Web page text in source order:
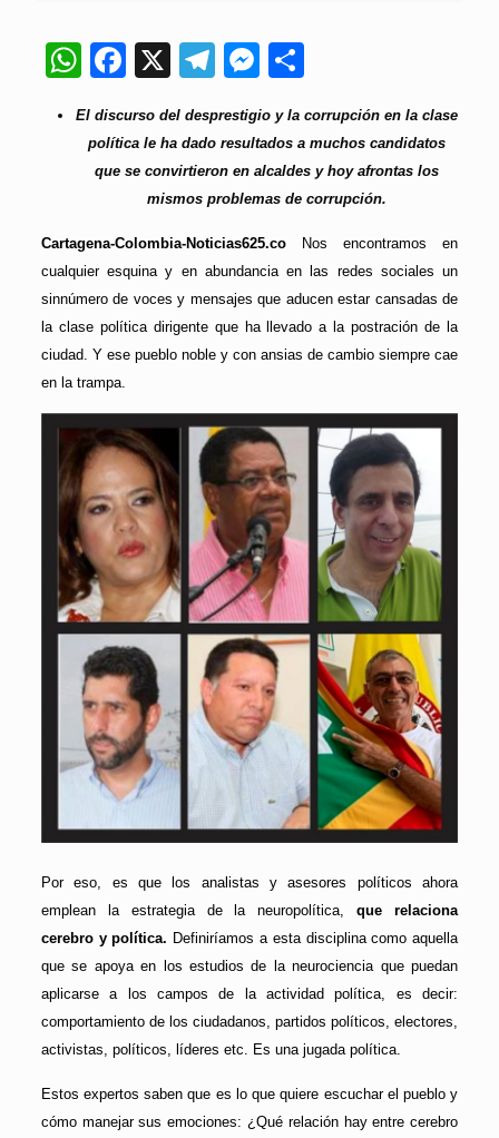
WhatsApp
Facebook
X Telegram
Messenger
Compartir
El discurso del desprestigio y la corrupción en la clase
política le ha dado resultados a muchos candidatos
que se convirtieron en alcaldes y hoy afrontas los
mismos problemas de corrupción.
Cartagena-Colombia-Noticias625.coNos encontramos en
cualquier esquina y en abundancia en las redes sociales un
sinnúmero de voces y mensajes que aducen estar cansadas de
la clase política dirigente que ha llevado a la postración de la
ciudad. Y ese pueblo noble y con ansias de cambio siempre cae
en la trampa.
Por eso, es que los analistas y asesores políticos ahora
emplean la estrategia de la neuropolítica,que relaciona
cerebro y política. Definiríamos a esta disciplina como aquella
que se apoya en los estudios de la neurociencia que puedan
aplicarse a los campos de la actividad política, es decir:
comportamiento de los ciudadanos, partidos políticos, electores,
activistas, políticos, líderes etc. Es una jugada política.
Estos expertos saben que es lo que quiere escuchar el pueblo y
cómo manejar sus emociones: ¿Qué relación hay entre cerebro